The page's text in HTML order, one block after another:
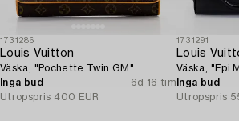
1731286
Louis Vuitton
Väska, "Pochette Twin GM".
Inga bud
6d 16 tim
Utropspris 400 EUR
1731291
Louis
Väska, "Epi
Inga bud
Utropspris